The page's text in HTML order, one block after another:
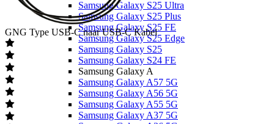
Samsung Galaxy S25 Ultra
Samsung Galaxy S25 Plus
Samsung Galaxy S25 FE
Samsung Galaxy S25 Edge
Samsung Galaxy S25
Samsung Galaxy S24 FE
Samsung Galaxy A
Samsung Galaxy A57 5G
Samsung Galaxy A56 5G
Samsung Galaxy A55 5G
Samsung Galaxy A37 5G
GNG Type USB-C naar USB-C Kabel